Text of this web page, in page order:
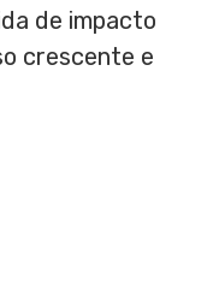
de impacto
crescente e